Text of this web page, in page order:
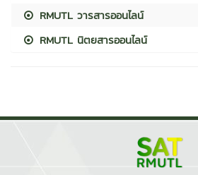
RMUTL วารสารออนไลน์
RMUTL นิตยสารออนไลน์